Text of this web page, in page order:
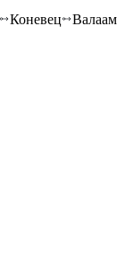
Коневец
Валаам